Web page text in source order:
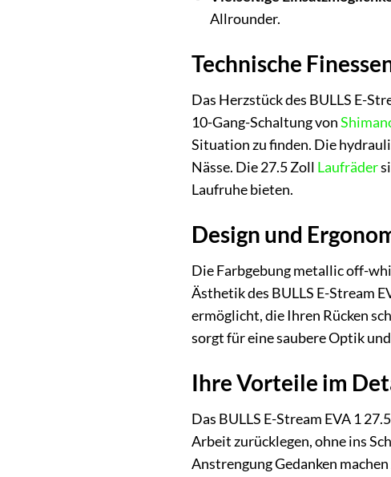
Allrounder.
Technische
Das Herzstück des BULLS E-
10-Gang-Schaltung von
Situation zu finden. Die
Nässe. Die 27.5 Zoll Laufräder
Laufruhe bieten.
Design und
Die Farbgebung metallic off-
Ästhetik des BULLS E-Stream
ermöglicht, die Ihren Rücken
sorgt für eine saubere Optik
Ihre Vorteile im
Das BULLS E-Stream EVA 1
Arbeit zurücklegen, ohne ins
Anstrengung Gedanken